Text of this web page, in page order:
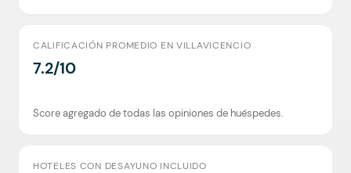
CALIFICACIÓN PROMEDIO EN VILLAVICENCIO
7.2/10
Score agregado de todas las opiniones de huéspedes.
HOTELES CON DESAYUNO INCLUIDO